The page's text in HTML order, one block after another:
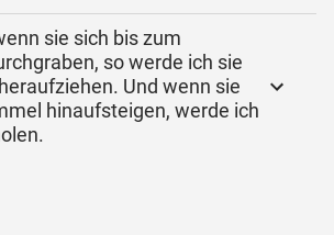
sie sich bis zum
so werde ich sie
Und wenn sie
hinaufsteigen, werde ich